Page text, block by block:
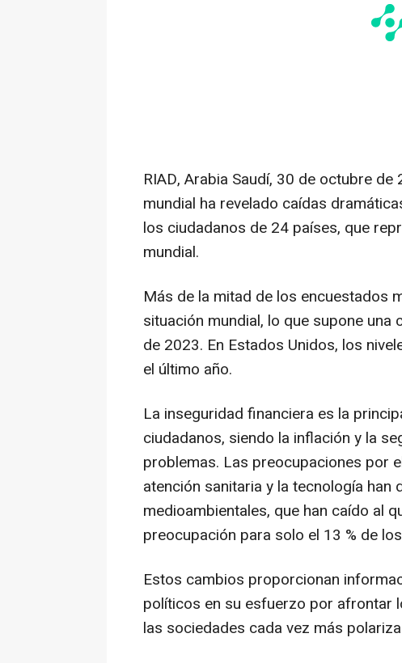
RIAD, Arabia Saudí, 30 de octubre de
mundial ha revelado caídas
los ciudadanos de 24 países, que
mundial.
Más de la mitad de los encuestados
situación mundial, lo que supone
de 2023. En Estados Unidos, los
el último año.
La inseguridad financiera es la
ciudadanos, siendo la inflación y la
problemas. Las preocupaciones por
atención sanitaria y la tecnología
medioambientales, que han caído al
preocupación para solo el 13 % de
Estos cambios proporcionan
políticos en su esfuerzo por afrontar
las sociedades cada vez más